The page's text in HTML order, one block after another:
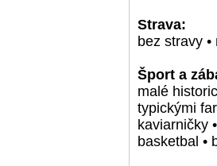
Strava:
bez stravy
Šport a
malé
typickými
kaviarničky
basketbal •